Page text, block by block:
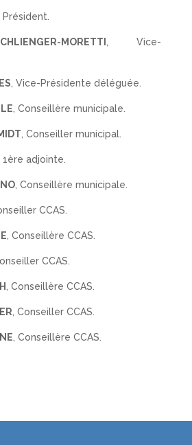
, Président.
MORETTI
, Vice-
, Vice-Présidente déléguée.
, Conseillère municipale.
, Conseiller municipal.
, 1ère adjointe.
, Conseillère municipale.
CCAS.
, Conseillère CCAS.
CCAS.
, Conseillère CCAS.
, Conseiller CCAS.
, Conseillère CCAS.